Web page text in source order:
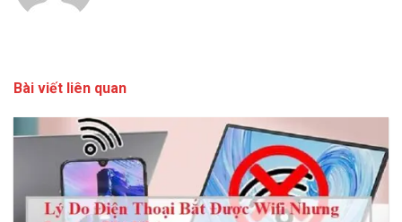
Bài viết liên quan